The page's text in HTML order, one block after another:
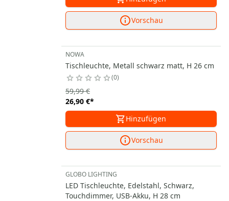
Vorschau
NOWA
Tischleuchte, Metall schwarz matt, H 26 cm
0
26,90 €*
59,99 €
Hinzufügen
Vorschau
GLOBO LIGHTING
LED Tischleuchte, Edelstahl, Schwarz,
Touchdimmer, USB-Akku, H 28 cm